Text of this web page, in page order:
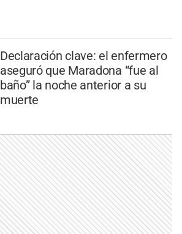
Declaración clave: el enfermero
aseguró que Maradona “fue al
baño” la noche anterior a su
muerte